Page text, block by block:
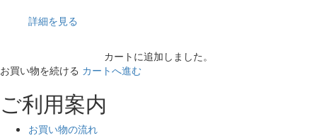
詳細を見る
カートに追加しました。
お買い物を続ける カートへ進む
ご利用案内
お買い物の流れ